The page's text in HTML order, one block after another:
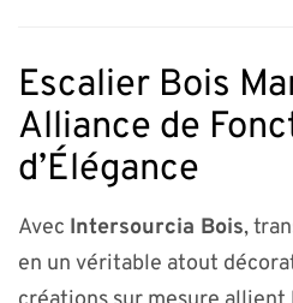
Escalier Bois
Alliance de
d’Élégance
Avec Intersourcia Bois,
en un véritable atout